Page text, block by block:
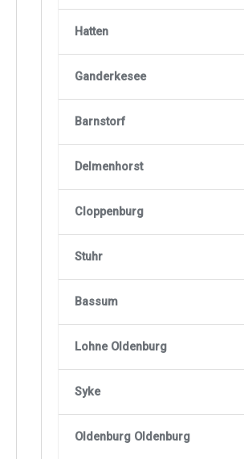
Hatten
Ganderkesee
Barnstorf
Delmenhorst
Cloppenburg
Stuhr
Bassum
Lohne Oldenburg
Syke
Oldenburg Oldenburg